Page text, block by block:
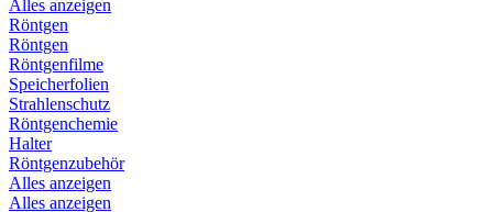
Alles anzeigen
Röntgen
Röntgen
Röntgenfilme
Speicherfolien
Strahlenschutz
Röntgenchemie
Halter
Röntgenzubehör
Alles anzeigen
Alles anzeigen